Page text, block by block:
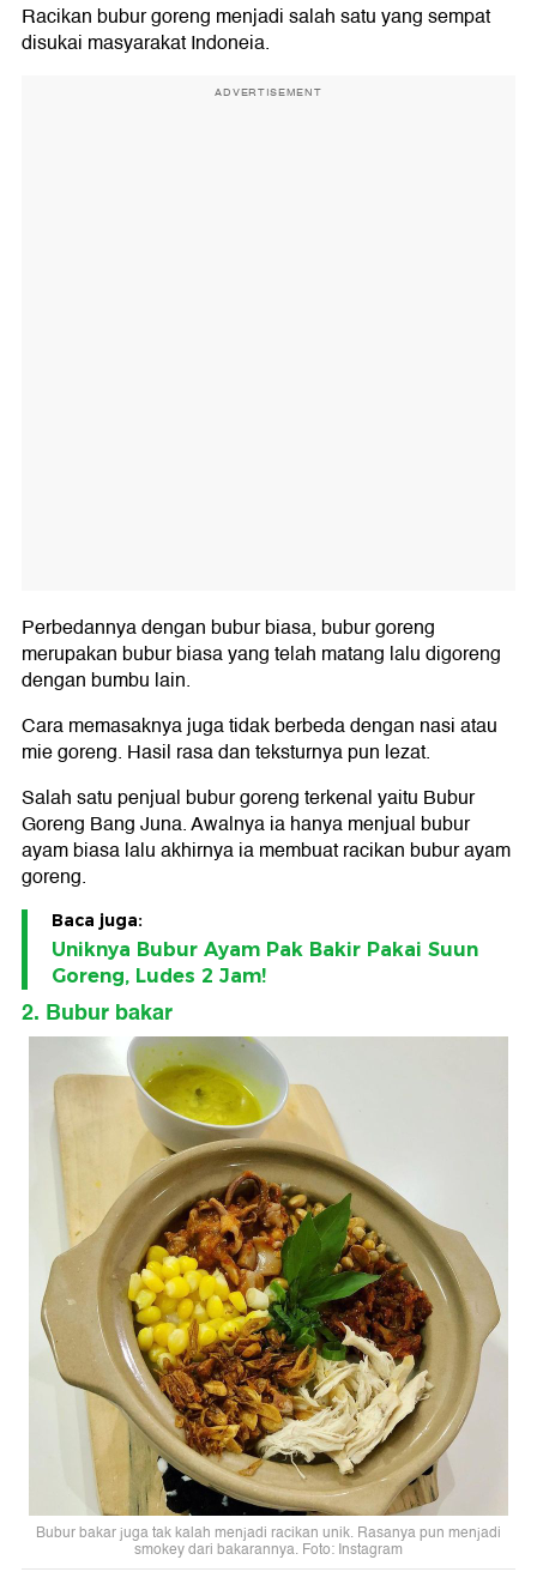
Racikan bubur goreng menjadi salah satu yang sempat
disukai masyarakat Indoneia.
ADVERTISEMENT
Perbedannya dengan bubur biasa, bubur goreng
merupakan bubur biasa yang telah matang lalu digoreng
dengan bumbu lain.
Cara memasaknya juga tidak berbeda dengan nasi atau
mie goreng. Hasil rasa dan teksturnya pun lezat.
Salah satu penjual bubur goreng terkenal yaitu Bubur
Goreng Bang Juna. Awalnya ia hanya menjual bubur
ayam biasa lalu akhirnya ia membuat racikan bubur ayam
goreng.
Baca juga:
Uniknya Bubur Ayam Pak Bakir Pakai Suun
Goreng, Ludes 2 Jam!
2. Bubur bakar
Bubur bakar juga tak kalah menjadi racikan unik. Rasanya pun menjadi
smokey dari bakarannya. Foto: Instagram